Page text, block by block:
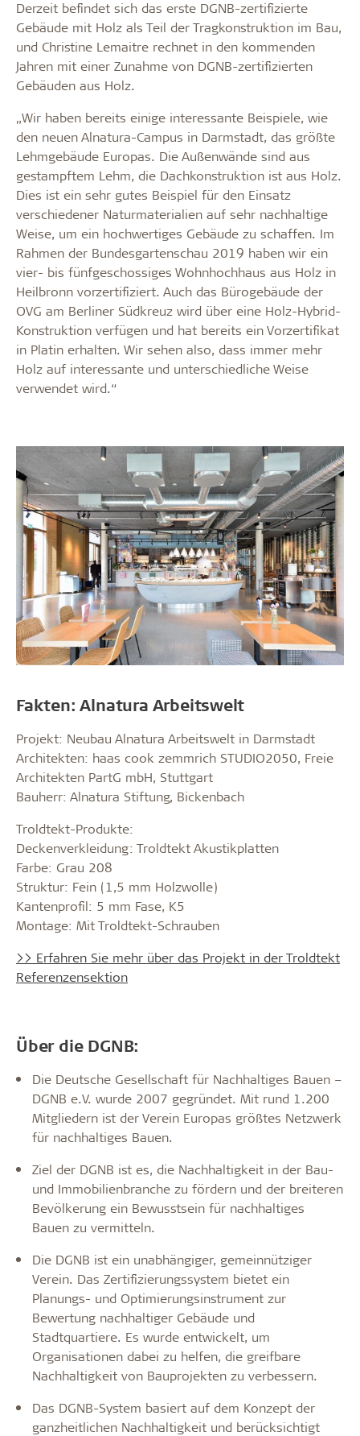
Derzeit befindet sich das erste DGNB-zertifizierte
Gebäude mit Holz als Teil der Tragkonstruktion im Bau,
und Christine Lemaitre rechnet in den kommenden
Jahren mit einer Zunahme von DGNB-zertifizierten
Gebäuden aus Holz.
„Wir haben bereits einige interessante Beispiele, wie
den neuen Alnatura-Campus in Darmstadt, das größte
Lehmgebäude Europas. Die Außenwände sind aus
gestampftem Lehm, die Dachkonstruktion ist aus Holz.
Dies ist ein sehr gutes Beispiel für den Einsatz
verschiedener Naturmaterialien auf sehr nachhaltige
Weise, um ein hochwertiges Gebäude zu schaffen. Im
Rahmen der Bundesgartenschau 2019 haben wir ein
vier- bis fünfgeschossiges Wohnhochhaus aus Holz in
Heilbronn vorzertifiziert. Auch das Bürogebäude der
OVG am Berliner Südkreuz wird über eine Holz-Hybrid-
Konstruktion verfügen und hat bereits ein Vorzertifikat
in Platin erhalten. Wir sehen also, dass immer mehr
Holz auf interessante und unterschiedliche Weise
verwendet wird.“
Fakten: Alnatura Arbeitswelt
Projekt: Neubau Alnatura Arbeitswelt in Darmstadt
Architekten: haas cook zemmrich STUDIO2050, Freie
Architekten PartG mbH, Stuttgart
Bauherr: Alnatura Stiftung, Bickenbach
Troldtekt-Produkte:
Deckenverkleidung: Troldtekt Akustikplatten
Farbe: Grau 208
Struktur: Fein (1,5 mm Holzwolle)
Kantenprofil: 5 mm Fase, K5
Montage: Mit Troldtekt-Schrauben
>> Erfahren Sie mehr über das Projekt in der Troldtekt
Referenzensektion
Über die DGNB:
Die Deutsche Gesellschaft für Nachhaltiges Bauen –
DGNB e.V. wurde 2007 gegründet. Mit rund 1.200
Mitgliedern ist der Verein Europas größtes Netzwerk
für nachhaltiges Bauen.
Ziel der DGNB ist es, die Nachhaltigkeit in der Bau-
und Immobilienbranche zu fördern und der breiteren
Bevölkerung ein Bewusstsein für nachhaltiges
Bauen zu vermitteln.
Die DGNB ist ein unabhängiger, gemeinnütziger
Verein. Das Zertifizierungssystem bietet ein
Planungs- und Optimierungsinstrument zur
Bewertung nachhaltiger Gebäude und
Stadtquartiere. Es wurde entwickelt, um
Organisationen dabei zu helfen, die greifbare
Nachhaltigkeit von Bauprojekten zu verbessern.
Das DGNB-System basiert auf dem Konzept der
ganzheitlichen Nachhaltigkeit und berücksichtigt